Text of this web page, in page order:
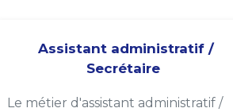
Assistant administratif /
Secrétaire
Le métier d'assistant administratif /